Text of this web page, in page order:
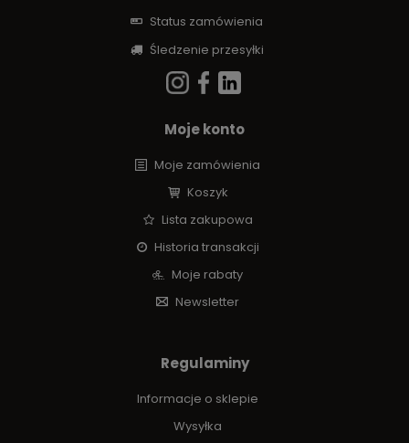
Status zamówienia
Śledzenie przesyłki
Moje konto
Moje zamówienia
Koszyk
Lista zakupowa
Historia transakcji
Moje rabaty
Newsletter
Regulaminy
Informacje o sklepie
Wysyłka